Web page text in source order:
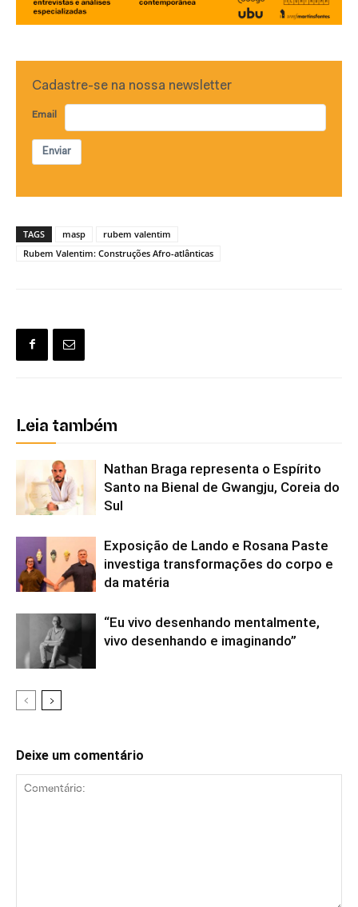
Cadastre-se na nossa newsletter
Email
Enviar
TAGS masp
rubem valentim
Rubem Valentim: Construções Afro-atlânticas
Leia também
Nathan Braga representa o Espírito
Santo na Bienal de Gwangju, Coreia do
Sul
Exposição de Lando e Rosana Paste
investiga transformações do corpo e
da matéria
“Eu vivo desenhando mentalmente,
vivo desenhando e imaginando”
Deixe um comentário